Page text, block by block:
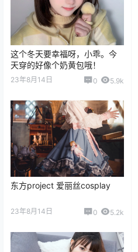
这个冬天要幸福呀，小乖。今
天穿的好像个奶黄包哦！
23年8月14日 0 5.9k
东方project 爱丽丝cosplay
23年8月14日 0 5.2k